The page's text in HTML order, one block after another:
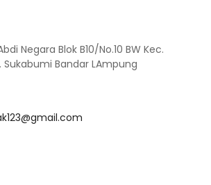
Negara Blok B10/No.10 BW Kec.
Sukabumi Bandar LAmpung